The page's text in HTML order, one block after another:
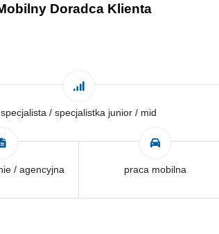
Doradca Klienta
specjalista / specjalistka junior / mid
/ agencyjna praca mobilna